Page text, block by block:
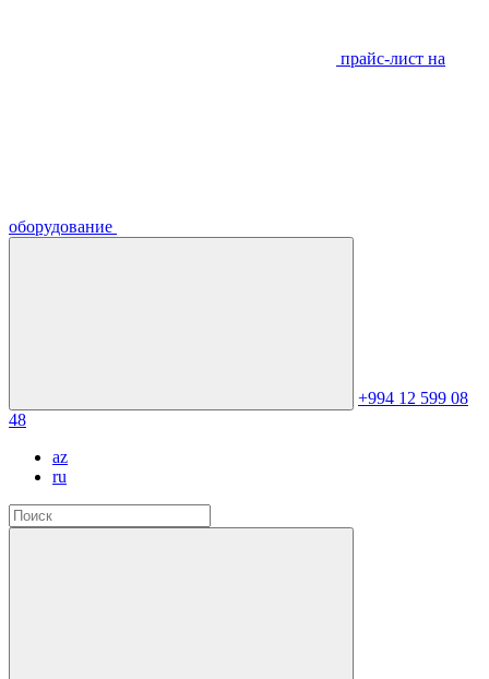
прайс-лист на
оборудование
+994 12 599 08
48
az
ru